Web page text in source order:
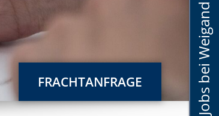
FRACHTANFRAGE Jobs bei Weigand